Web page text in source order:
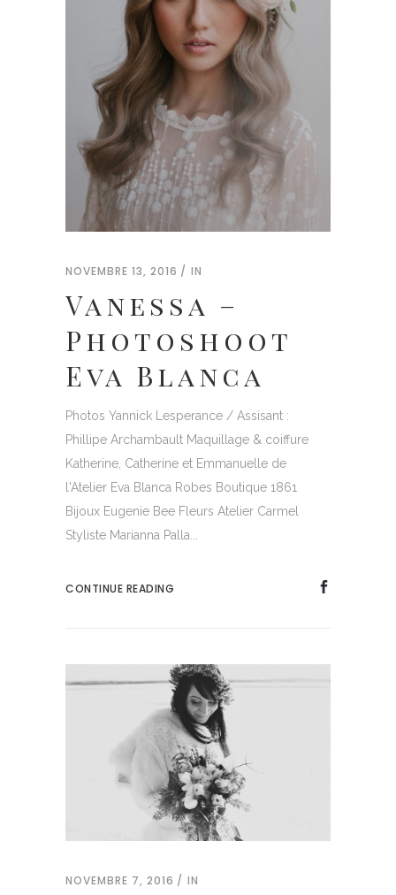
NOVEMBRE 13, 2016 IN
Vanessa –
Photoshoot
Eva Blanca
Photos Yannick Lesperance / Assisant :
Phillipe Archambault Maquillage & coiffure
Katherine, Catherine et Emmanuelle de
l'Atelier Eva Blanca Robes Boutique 1861
Bijoux Eugenie Bee Fleurs Atelier Carmel
Styliste Marianna Palla...
CONTINUE READING
NOVEMBRE 7, 2016 IN